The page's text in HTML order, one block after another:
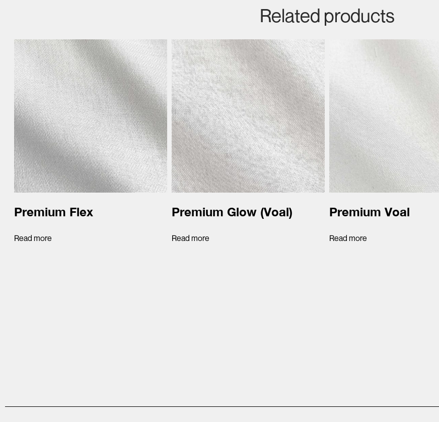
Related products
Premium Flex
Read more
Premium Glow (Voal)
Read more
Premium Voal
Read more